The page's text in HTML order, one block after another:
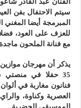
سيتم الاحتفال بفن
المبرمجة أيضا المغني
للعزف على العود،
مع فنانة الملحون
يذكر أن مهرجان موازين
35 حفلا في منصتي
فنانون مغاربة في
العصرية وكناوة،
الموسيقى الحضرية.